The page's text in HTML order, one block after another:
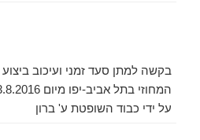
בקשה למתן סעד זמני ועיכוב
על ידי כבוד השופטת ע' ברון